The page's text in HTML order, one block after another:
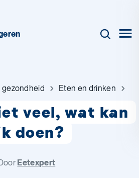
gezondheid Eten en drinken
veel, wat kan
doen?
Eetexpert